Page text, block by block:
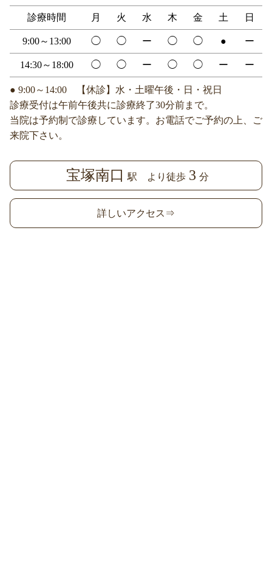
診療時間 月 火 水 木 金 土 日
9:00～13:00 ◯ ◯ ー ◯ ◯ ● ー
14:30～18:00 ◯ ◯ ー ◯ ◯ ー ー
● 9:00～14:00 【休診】水・土曜午後・日・祝日
診療受付は午前午後共に診療終了30分前まで。
当院は予約制で診療しています。お電話でご予約の上、ご
来院下さい。
宝塚南口 駅 より徒歩 3 分
詳しいアクセス⇒